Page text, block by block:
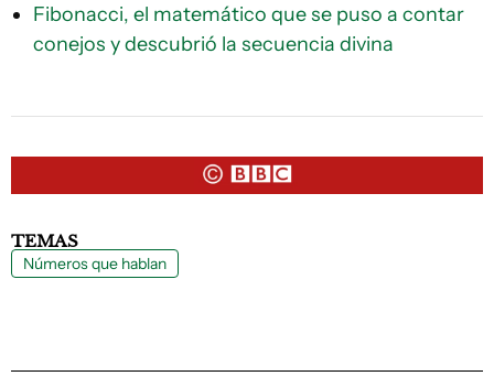
Fibonacci, el matemático que se puso a contar
conejos y descubrió la secuencia divina
TEMAS
Números que hablan